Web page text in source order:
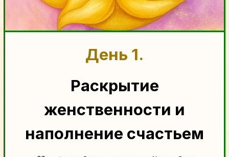
Медитация,на то, чтобы
почувствовать поле ангела
Гайд: “Под крылом ангела: Твоя
защита и здоровье через духовную